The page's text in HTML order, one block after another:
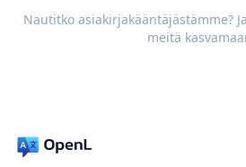
Nautitko asiakirjakääntäjästämme?
meitä